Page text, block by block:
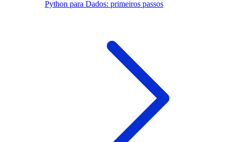
Python para Dados: primeiros passos